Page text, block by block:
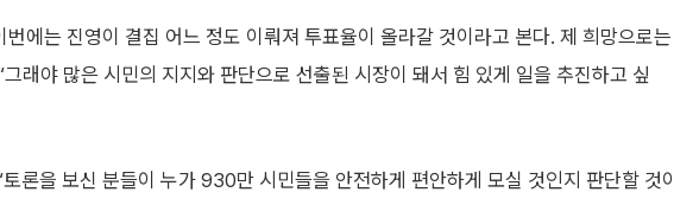
에는 진영이 결집 어느 정도 이뤄져 투표율이 올라갈 것이라고 본다. 제 희망으로는
래야 많은 시민의 지지와 판단으로 선출된 시장이 돼서 힘 있게 일을 추진하고 싶
론을 보신 분들이 누가 930만 시민들을 안전하게 편안하게 모실 것인지 판단할 것이